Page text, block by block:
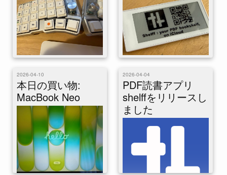
地味...
Cornix LPという40パーセント
無線分割キーボードを買った。
かっちりした作りでとても良
い。完全に無線で、左右の間に
も線は無い...
PDFリーダーのshelff、リリー
スから一週間ちょっとで5回ア
ップデートして1.1になった。
主な変更点。 キャッシュ作成
の...
2026-04-10
本日の買い物:
MacBook Neo
2026-04-04
PDF読書アプリ
shelffをリリースし
ました